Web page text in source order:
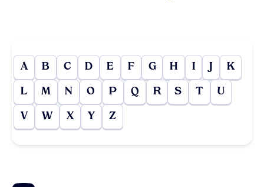
A B C D E F G H I J K
L M N O P Q R S T U
V W X Y Z